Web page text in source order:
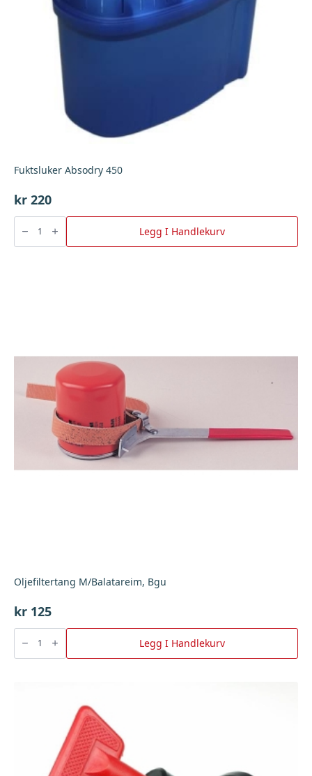
Fuktsluker Absodry 450
kr 220
Fuktsluker
Absodry
450
antall
Legg I Handlekurv
Oljefiltertang M/Balatareim, Bgu
kr 125
Oljefiltertang
M/Balatareim,
Bgu
antall
Legg I Handlekurv